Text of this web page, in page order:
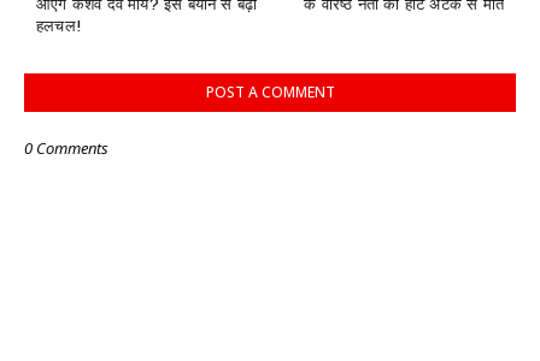
के वरिष्ठ नेता की हार्ट अटैक से मौत
आएंगे केशव देव मौर्य? इस बयान से बढ़ी
हलचल!
POST A COMMENT
0 Comments